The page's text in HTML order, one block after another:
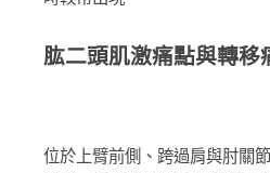
肱二頭肌激痛點與轉移
位於上臂前側、跨過肩與肘關